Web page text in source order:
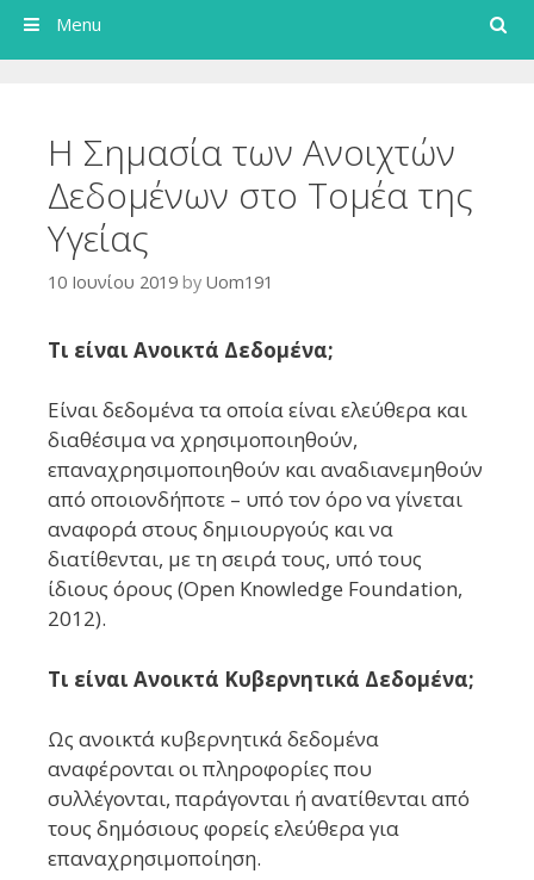
Search
Menu
Η Σημασία των Ανοιχτών
Δεδομένων στο Τομέα της
Υγείας
10 Ιουνίου 2019 by Uom191
Τι είναι Ανοικτά Δεδομένα;
Είναι δεδομένα τα οποία είναι ελεύθερα και
διαθέσιμα να χρησιμοποιηθούν,
επαναχρησιμοποιηθούν και αναδιανεμηθούν
από οποιονδήποτε – υπό τον όρο να γίνεται
αναφορά στους δημιουργούς και να
διατίθενται, με τη σειρά τους, υπό τους
ίδιους όρους (Open Knowledge Foundation,
2012).
Τι είναι Ανοικτά Κυβερνητικά Δεδομένα;
Ως ανοικτά κυβερνητικά δεδομένα
αναφέρονται οι πληροφορίες που
συλλέγονται, παράγονται ή ανατίθενται από
τους δημόσιους φορείς ελεύθερα για
επαναχρησιμοποίηση.